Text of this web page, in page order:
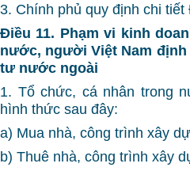
3. Chính phủ quy định chi tiết
Điều 11. Phạm vi kinh
nước, người Việt Nam
tư nước ngoài
1. Tổ chức, cá nhân trong
hình thức sau đây:
a) Mua nhà, công trình xây
b) Thuê nhà, công trình xây